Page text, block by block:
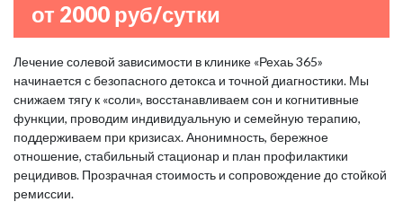
от 2000 руб/сутки
Лечение солевой зависимости в клинике «Рехаь 365»
начинается с безопасного детокса и точной диагностики. Мы
снижаем тягу к «соли», восстанавливаем сон и когнитивные
функции, проводим индивидуальную и семейную терапию,
поддерживаем при кризисах. Анонимность, бережное
отношение, стабильный стационар и план профилактики
рецидивов. Прозрачная стоимость и сопровождение до стойкой
ремиссии.